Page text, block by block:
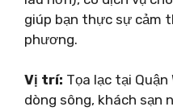
giúp bạn thực sự cảm
phương.
Vị trí: Tọa lạc tại
dòng sông, khách sạn